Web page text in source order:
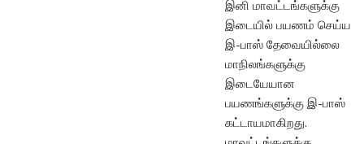
இனி மாவட்டங்களுக்கு
இடையில் பயணம் செய்ய
இ-பாஸ் தேவையில்லை
மாநிலங்களுக்கு
இடையேயான
பயணங்களுக்கு இ-பாஸ்
கட்டாயமாகிறது.